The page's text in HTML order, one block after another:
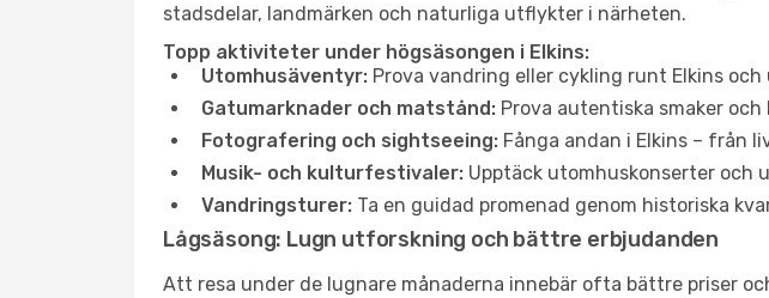
stadsdelar, landmärken och naturliga utflykter i närheten.
Topp aktiviteter under högsäsongen i Elkins:
Utomhusäventyr: Prova vandring eller cykling runt Elkins
Gatumarknader och matstånd: Prova autentiska smaker
Fotografering och sightseeing: Fånga andan i Elkins – från
Musik- och kulturfestivaler: Upptäck utomhuskonserter och
Vandringsturer: Ta en guidad promenad genom historiska
Lågsäsong: Lugn utforskning och bättre erbjudanden
Att resa under de lugnare månaderna innebär ofta bättre priser